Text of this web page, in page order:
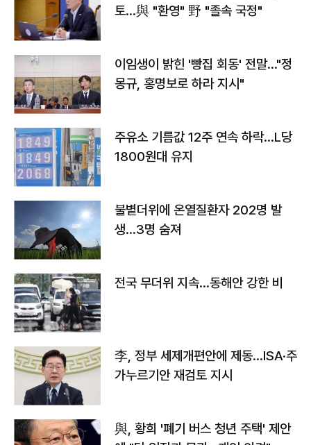
토…與 "환영" 野 "졸속 국정"
이임생이 밝힌 '빵집 회동' 전말…"정
몽규, 홍명보로 하라 지시"
주유소 기름값 12주 연속 하락…L당
1800원대 유지
불볕더위에 온열질환자 202명 발
생…3명 숨져
전국 무더위 지속…동해안 강한 비
李, 정부 세제개편안에 제동…ISA·주
가누르기안 재검토 지시
與, 황희 '폐기 버스 청년 주택' 제안